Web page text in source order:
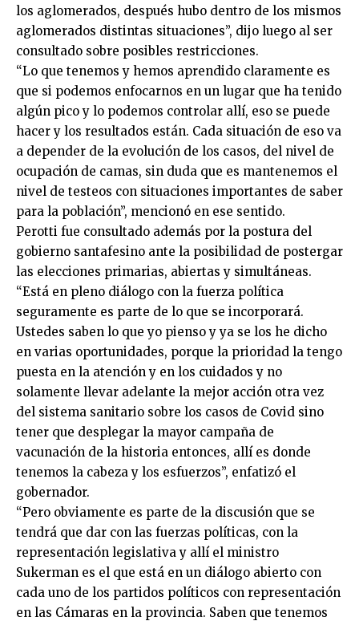
los aglomerados, después hubo dentro de los mismos
aglomerados distintas situaciones”, dijo luego al ser
consultado sobre posibles restricciones.
“Lo que tenemos y hemos aprendido claramente es
que si podemos enfocarnos en un lugar que ha tenido
algún pico y lo podemos controlar allí, eso se puede
hacer y los resultados están. Cada situación de eso va
a depender de la evolución de los casos, del nivel de
ocupación de camas, sin duda que es mantenemos el
nivel de testeos con situaciones importantes de saber
para la población”, mencionó en ese sentido.
Perotti fue consultado además por la postura del
gobierno santafesino ante la posibilidad de postergar
las elecciones primarias, abiertas y simultáneas.
“Está en pleno diálogo con la fuerza política
seguramente es parte de lo que se incorporará.
Ustedes saben lo que yo pienso y ya se los he dicho
en varias oportunidades, porque la prioridad la tengo
puesta en la atención y en los cuidados y no
solamente llevar adelante la mejor acción otra vez
del sistema sanitario sobre los casos de Covid sino
tener que desplegar la mayor campaña de
vacunación de la historia entonces, allí es donde
tenemos la cabeza y los esfuerzos”, enfatizó el
gobernador.
“Pero obviamente es parte de la discusión que se
tendrá que dar con las fuerzas políticas, con la
representación legislativa y allí el ministro
Sukerman es el que está en un diálogo abierto con
cada uno de los partidos políticos con representación
en las Cámaras en la provincia. Saben que tenemos